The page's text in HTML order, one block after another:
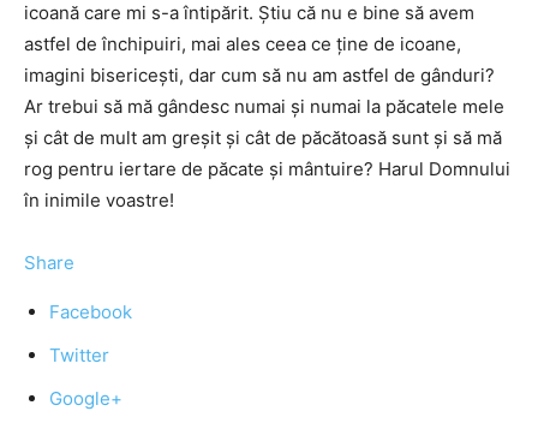
icoană care mi s-a întipărit. Ştiu că nu e bine să avem
astfel de închipuiri, mai ales ceea ce ţine de icoane,
imagini bisericeşti, dar cum să nu am astfel de gânduri?
Ar trebui să mă gândesc numai şi numai la păcatele mele
şi cât de mult am greşit şi cât de păcătoasă sunt şi să mă
rog pentru iertare de păcate şi mântuire? Harul Domnului
în inimile voastre!
Share
Facebook
Twitter
Google+